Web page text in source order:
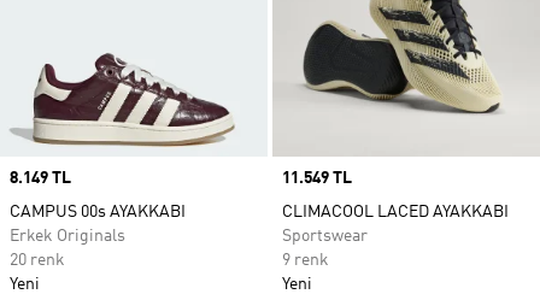
Price
8.149 TL
CAMPUS 00s AYAKKABI
Erkek Originals
20 renk
Yeni
Price
11.549 TL
CLIMACOOL LACED AYAKKABI
Sportswear
9 renk
Yeni